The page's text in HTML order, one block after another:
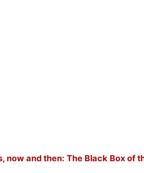
and then: The Black Box of